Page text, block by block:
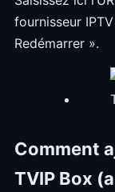
fournisseur
Redémarrer ».
Comment
TVIP Box